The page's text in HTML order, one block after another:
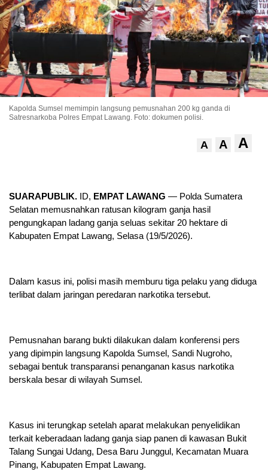
Kapolda Sumsel memimpin langsung pemusnahan 200 kg ganda di
Satresnarkoba Polres Empat Lawang. Foto: dokumen polisi.
A A A
SUARAPUBLIK. ID, EMPAT LAWANG — Polda Sumatera
Selatan memusnahkan ratusan kilogram ganja hasil
pengungkapan ladang ganja seluas sekitar 20 hektare di
Kabupaten Empat Lawang, Selasa (19/5/2026).
Dalam kasus ini, polisi masih memburu tiga pelaku yang diduga
terlibat dalam jaringan peredaran narkotika tersebut.
Pemusnahan barang bukti dilakukan dalam konferensi pers
yang dipimpin langsung Kapolda Sumsel, Sandi Nugroho,
sebagai bentuk transparansi penanganan kasus narkotika
berskala besar di wilayah Sumsel.
Kasus ini terungkap setelah aparat melakukan penyelidikan
terkait keberadaan ladang ganja siap panen di kawasan Bukit
Talang Sungai Udang, Desa Baru Junggul, Kecamatan Muara
Pinang, Kabupaten Empat Lawang.